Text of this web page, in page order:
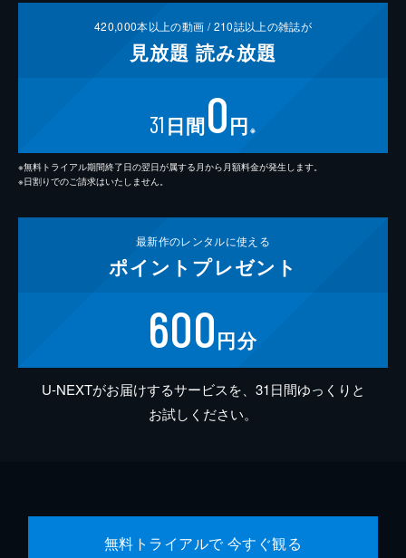
420,000本以上の動画 /210誌以上の雑誌が
見放題 読み放題
31 日間0円 ※
※無料トライアル期間終了日の翌日が属する月から月額料金が発生します。
※日割りでのご請求はいたしません。
最新作のレンタルに使える
ポイント プレゼント
600円分
U-NEXTがお届けするサービスを、31日間ゆっくりと
お試しください。
無料トライアルで 今すぐ観る